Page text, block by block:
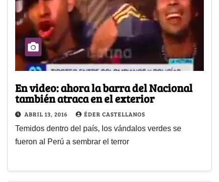
En video: ahora la barra del Nacional
también atraca en el exterior
ABRIL 13, 2016 ÉDER CASTELLANOS
Temidos dentro del país, los vándalos verdes se
fueron al Perú a sembrar el terror